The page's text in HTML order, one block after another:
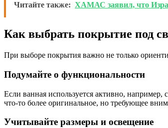
Читайте также: ХАМАС заявил, что
Как выбрать покрытие под
При выборе покрытия важно не только
Подумайте о функциональности
Если ванная используется активно,
что-то более оригинальное, но требующее
Учитывайте размеры и освещение